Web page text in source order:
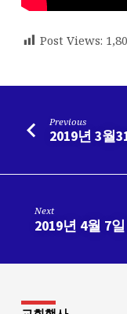
Post Views:
Previous
2019년 3월
Next
2019년 4월 7